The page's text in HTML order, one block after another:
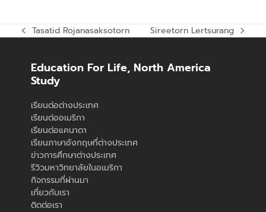
previous
Tasatid Rojanasaksotorn
next
Sireetorn Lertsurang
Education For Life, North America
Study
เรียนต่อต่างประเทศ
เรียนต่ออเมริกา
เรียนต่อแคนาดา
เรียนภาษาอังกฤษที่ต่างประเทศ
ข่าวการศึกษาต่างประเทศ
รีวิวมหาวิทยาลัยในอเมริกา
กิจกรรมที่ผ่านมา
เกี่ยวกับเรา
ติดต่อเรา